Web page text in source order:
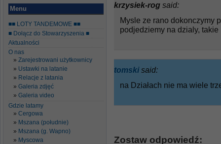
Menu
■■ LOTY TANDEMOWE ■■
■ Dołącz do Stowarzyszenia ■
Aktualności
O nas
Zarejestrowani użytkownicy
Ustawki na latanie
Relacje z latania
Galeria zdjęć
Galeria video
Gdzie latamy
Cergowa
Mszana (południe)
Mszana (g. Wapno)
Myscowa
krzysiek-rog said:
Mysle ze rano dokonczymy
podjedziemy na dzialy,
tomski said:
na Działach nie ma wiele
Zostaw odpowiedź: